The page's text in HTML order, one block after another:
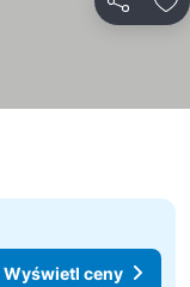
Wyświetl ceny